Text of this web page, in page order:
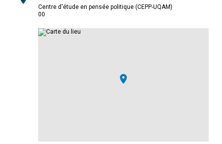
Centre d'étude en pensée politique (CEPP-UQAM)
00